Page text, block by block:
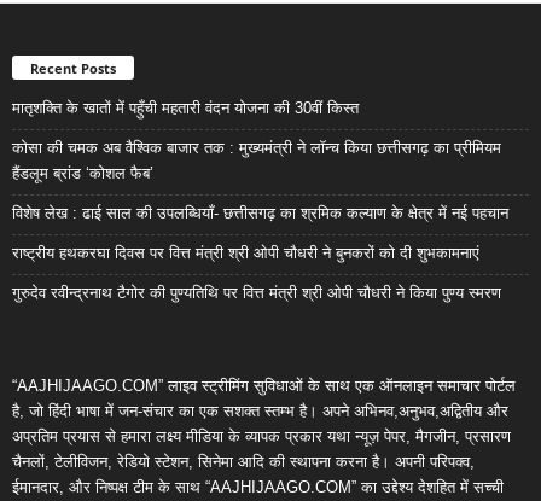
Recent Posts
मातृशक्ति के खातों में पहुँची महतारी वंदन योजना की 30वीं किस्त
कोसा की चमक अब वैश्विक बाजार तक : मुख्यमंत्री ने लॉन्च किया छत्तीसगढ़ का प्रीमियम
हैंडलूम ब्रांड ‘कोशल फैब’
विशेष लेख : ढाई साल की उपलब्धियाँ- छत्तीसगढ़ का श्रमिक कल्याण के क्षेत्र में नई पहचान
राष्ट्रीय हथकरघा दिवस पर वित्त मंत्री श्री ओपी चौधरी ने बुनकरों को दी शुभकामनाएं
गुरुदेव रवीन्द्रनाथ टैगोर की पुण्यतिथि पर वित्त मंत्री श्री ओपी चौधरी ने किया पुण्य स्मरण
“AAJHIJAAGO.COM” लाइव स्ट्रीमिंग सुविधाओं के साथ एक ऑनलाइन समाचार पोर्टल
है, जो हिंदी भाषा में जन-संचार का एक सशक्त स्तम्भ है। अपने अभिनव,अनुभव,अद्वितीय और
अप्रतिम प्रयास से हमारा लक्ष्य मीडिया के व्यापक प्रकार यथा न्यूज़ पेपर, मैगजीन, प्रसारण
चैनलों, टेलीविजन, रेडियो स्टेशन, सिनेमा आदि की स्थापना करना है। अपनी परिपक्व,
ईमानदार, और निष्पक्ष टीम के साथ “AAJHIJAAGO.COM” का उद्देश्य देशहित में सच्ची